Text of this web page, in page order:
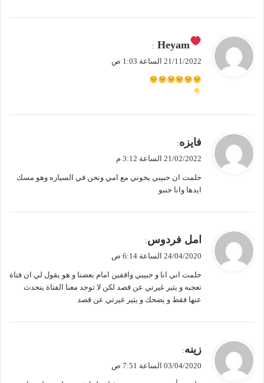
ي
ل
Heyam
:
21/11/2022 الساعة 1:03 ص
ي
ل
فايزه:
21/02/2022 الساعة 3:12 م
حلمت ان حبيبي يخوني مع امي ونحن في السياره وهو مسك
ايدها وانا جنبو
ي
ل
امل فردوس:
24/04/2020 الساعة 6:14 ص
حلمت اني انا و حبيبي واقفين امام بعضنا و هو يقول لي ان فتاة
تعجبه و يثير غيرتي عن قصد لكن لا توجد معنا الفتاة يتحدث
عنها فقط و يضحك و يثير غيرتي عن قصد
ي
زينه:
03/04/2020 الساعة 7:51 ص